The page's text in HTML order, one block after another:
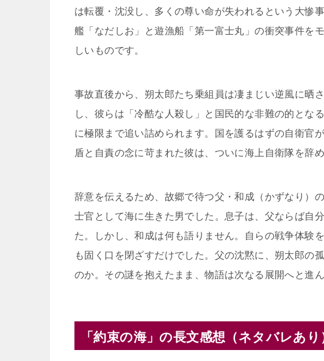
は転覆・沈没し、多くの尊い命が失われるという大惨
艦「なだしお」と遊漁船「第一富士丸」の衝突事件を
しいものです。
事故直後から、朔太郎たち乗組員は凄まじい逆風に晒
し、彼らは「冷酷な人殺し」と国民的な非難の的とな
に極限まで追い詰められます。国を護るはずの自衛官
盾と自責の念に苛まれた彼は、ついに海上自衛隊を辞
辞意を伝えるため、故郷で待つ父・和成（かずなり）
士官として海に生きた男でした。息子は、父ならば自
た。しかし、和成は何も語りません。自らの戦争体験
も固く口を閉ざすだけでした。父の沈黙に、朔太郎の
のか。その謎を抱えたまま、物語は次なる展開へと進ん
「約束の海」の長文感想（ネタバレあり